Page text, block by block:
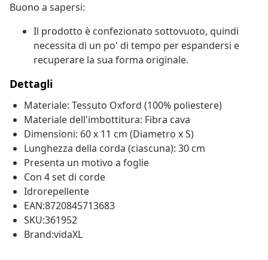
Buono a sapersi:
Il prodotto è confezionato sottovuoto, quindi
necessita di un po' di tempo per espandersi e
recuperare la sua forma originale.
Dettagli
Materiale: Tessuto Oxford (100% poliestere)
Materiale dell'imbottitura: Fibra cava
Dimensioni: 60 x 11 cm (Diametro x S)
Lunghezza della corda (ciascuna): 30 cm
Presenta un motivo a foglie
Con 4 set di corde
Idrorepellente
EAN:8720845713683
SKU:361952
Brand:vidaXL